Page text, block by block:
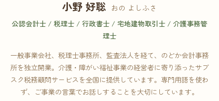
小野 好聡 おの よしふさ
公認会計士 / 税理士 / 行政書士 / 宅地建物取引士 / 介護事務管
理士
一般事業会社、税理士事務所、監査法人を経て、のどか会計事務
所を独立開業。介護・障がい福祉事業の経営者に寄り添ったサブ
スク税務顧問サービスを全国に提供しています。専門用語を使わ
ず、ご事業の言葉でお話しすることを大切にしています。